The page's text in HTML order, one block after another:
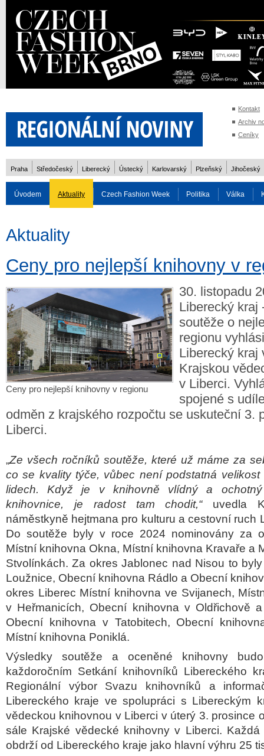
Kontakt
Archiv
Ceníky
Praha Středočeský Liberecký Ústecký Karlovarský Plzeňský Jihočeský
Úvodem Aktuality Czech Fashion Week Politika Válka
Aktuality
Ceny pro nejlepší knihovny v
Ceny pro nejlepší knihovny v regionu
30. listopadu
Liberecký kraj
soutěže o
regionu
Liberecký kraj
Krajskou
v Liberci.
spojené s
odměn z krajského rozpočtu se uskuteční 3.
Liberci.
„Ze všech ročníků soutěže, které už máme za
co se kvality týče, vůbec není podstatná
lidech. Když je v knihovně vlídný a
knihovnice, je radost tam chodit,“uvedla
náměstkyně hejtmana pro kulturu a cestovní ruch
Do soutěže byly v roce 2024 nominovány za
Místní knihovna Okna, Místní knihovna Kravaře a
Stvolínkách. Za okres Jablonec nad Nisou to
Loužnice, Obecní knihovna Rádlo a Obecní
okres Liberec Místní knihovna ve Svijanech,
v Heřmanicích, Obecní knihovna v Oldřichově
Obecní knihovna v Tatobitech, Obecní
Místní knihovna Poniklá.
Výsledky soutěže a oceněné knihovny
každoročním Setkání knihovníků Libereckého
Regionální výbor Svazu knihovníků a
Libereckého kraje ve spolupráci s Libereckým
vědeckou knihovnou v Liberci v úterý 3. prosince
sále Krajské vědecké knihovny v Liberci.
obdrží od Libereckého kraje jako hlavní výhru 25